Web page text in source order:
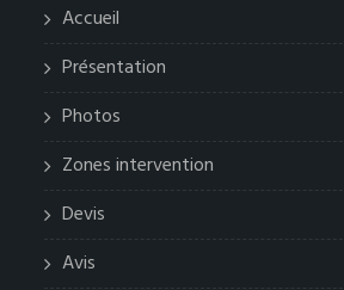
Accueil
Présentation
Photos
Zones intervention
Devis
Avis